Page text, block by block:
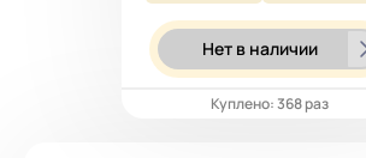
Нет в наличии
Куплено: 368 раз